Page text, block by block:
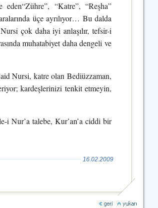
“Katre”, “Reşha”
üçe ayrılıyor… Bu dalda
çok daha iyi anlaşılır, tefsir-i
muhatabiyet daha dengeli ve
Nursi, katre olan Bediüzzaman,
kardeşlerinizi tenkit etmeyin,
i Nur’a talebe, Kur’an’a ciddi bir
16.02.2009